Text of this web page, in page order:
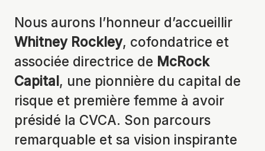
Nous aurons l’honneur d’accueillir
Whitney Rockley, cofondatrice et
associée directrice de McRock
Capital, une pionnière du capital de
risque et première femme à avoir
présidé la CVCA. Son parcours
remarquable et sa vision inspirante